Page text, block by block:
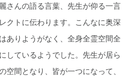
さんの語る言葉、先生が仰る一言
クトに伝わります。こんなに奥深
ありようがなく、全身全霊空間全
しているようでした。先生が居ら
空間となり、皆が一つになって、